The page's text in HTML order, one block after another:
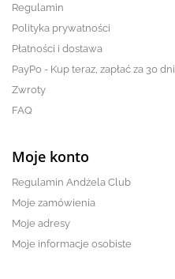
Regulamin
Polityka prywatności
Płatności i dostawa
PayPo - Kup teraz, zapłać za 30 dni
Zwroty
FAQ
Moje konto
Regulamin Andżela Club
Moje zamówienia
Moje adresy
Moje informacje osobiste